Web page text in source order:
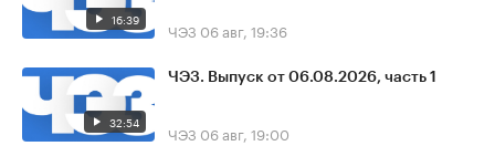
16:39 ЧЭЗ 06 авг, 19:36
32:54
ЧЭЗ. Выпуск от 06.08.2026, часть 1
ЧЭЗ 06 авг, 19:00